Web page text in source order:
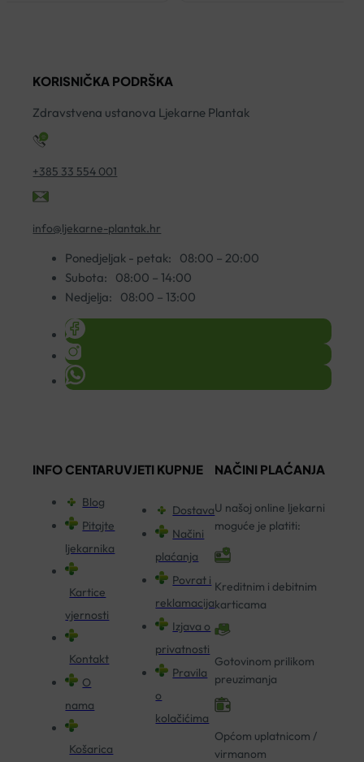
KORISNIČKA PODRŠKA
Zdravstvena ustanova Ljekarne Plantak
+385 33 554 001
info@ljekarne-plantak.hr
Ponedjeljak - petak:
08:00 – 20:00
Subota:
08:00 – 14:00
Nedjelja:
08:00 – 13:00
INFO CENTAR
Blog
Pitajte
ljekarnika
Kartice
vjernosti
Kontakt
O
nama
Košarica
UVJETI KUPNJE
Dostava
Načini
plaćanja
Povrat i
reklamacija
Izjava o
privatnosti
Pravila
o
kolačićima
NAČINI PLAĆANJA
U našoj online ljekarni
moguće je platiti:
Kreditnim i debitnim
karticama
Gotovinom prilikom
preuzimanja
Općom uplatnicom /
virmanom